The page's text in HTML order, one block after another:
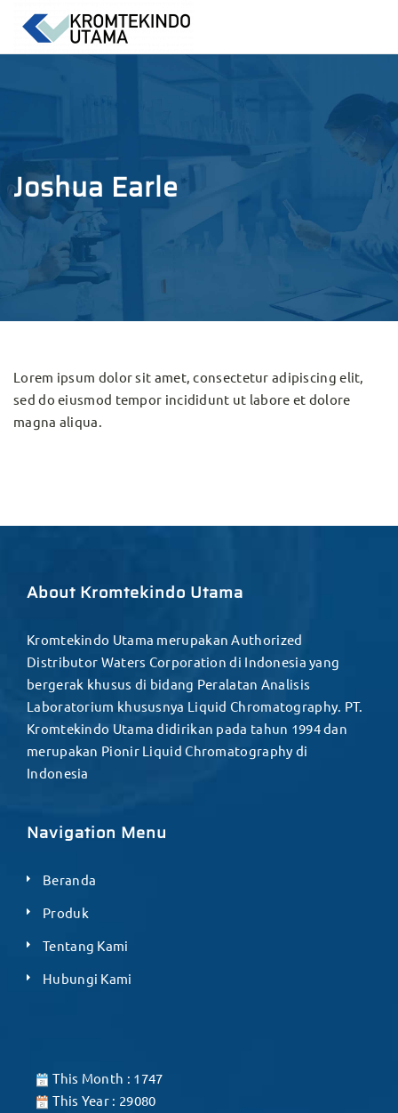
Joshua Earle
Lorem ipsum dolor sit amet, consectetur adipiscing elit,
sed do eiusmod tempor incididunt ut labore et dolore
magna aliqua.
About Kromtekindo Utama
Kromtekindo Utama merupakan Authorized
Distributor Waters Corporation di Indonesia yang
bergerak khusus di bidang Peralatan Analisis
Laboratorium khususnya Liquid Chromatography. PT.
Kromtekindo Utama didirikan pada tahun 1994 dan
merupakan Pionir Liquid Chromatography di
Indonesia
Navigation Menu
Beranda
Produk
Tentang Kami
Hubungi Kami
This Month : 1747
This Year : 29080